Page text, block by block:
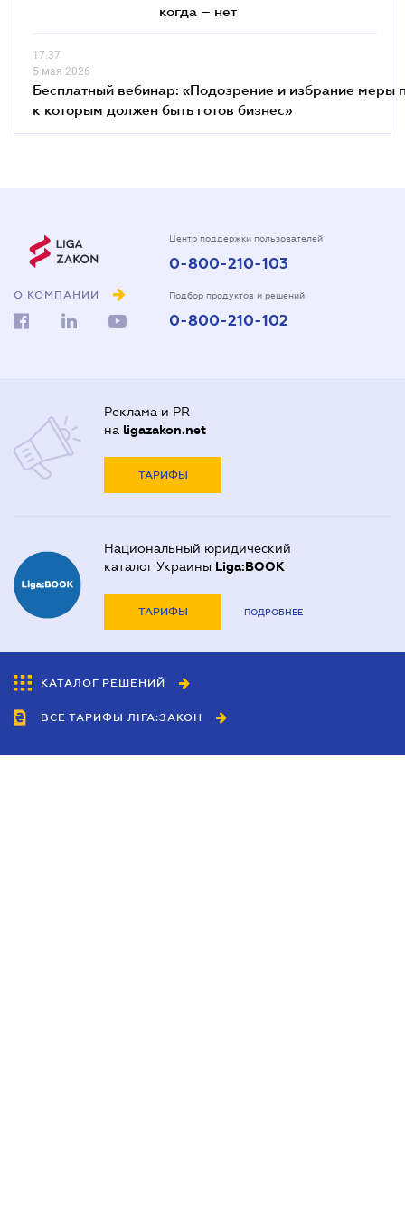
когда – нет
17.37
5 мая 2026
Бесплатный вебинар: «Подозрение и избрание меры
к которым должен быть готов бизнес»
О КОМПАНИИ
Центр поддержки пользователей
0-800-210-103
Подбор продуктов и решений
0-800-210-102
Реклама и PR
на ligazakon.net
ТАРИФЫ
Национальный юридический
каталог Украины Liga:BOOK
ТАРИФЫ ПОДРОБНЕЕ
КАТАЛОГ РЕШЕНИЙ
ВСЕ ТАРИФЫ ЛІГА:ЗАКОН